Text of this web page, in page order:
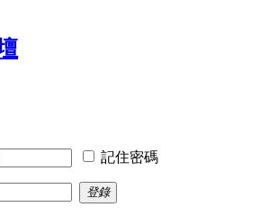
記住密碼
登錄